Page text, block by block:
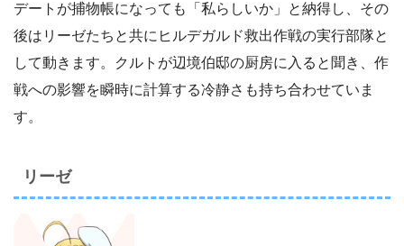
デートが捕物帳になっても「私らしいか」と納得し、その
後はリーゼたちと共にヒルデガルド救出作戦の実行部隊と
して動きます。クルトが辺境伯邸の厨房に入ると聞き、作
戦への影響を瞬時に計算する冷静さも持ち合わせていま
す。
リーゼ